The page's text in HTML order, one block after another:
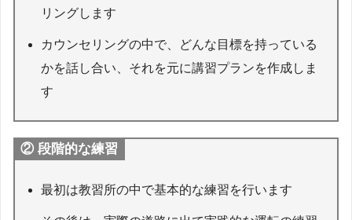
リングします
カウンセリングの中で、どんな目標を持っている
かを話し合い、それを元に講習プランを作成しま
す
② 段階的な練習
最初は教習所の中で基本的な練習を行います